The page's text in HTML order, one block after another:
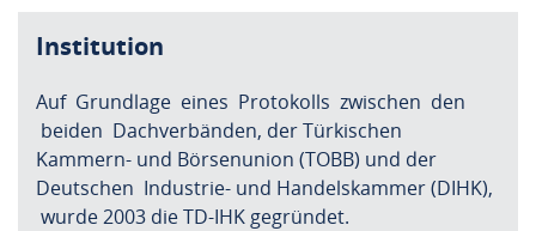
Institution
Auf Grundlage eines Protokolls zwischen den
beiden Dachverbänden, der Türkischen
Kammern- und Börsenunion (TOBB) und der
Deutschen Industrie- und Handelskammer (DIHK),
wurde 2003 die TD-IHK gegründet.